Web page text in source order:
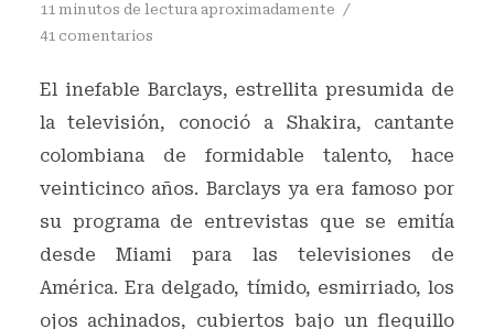
11 minutos de lectura aproximadamente
41 comentarios
El inefable Barclays, estrellita presumida de
la televisión, conoció a Shakira, cantante
colombiana de formidable talento, hace
veinticinco años. Barclays ya era famoso por
su programa de entrevistas que se emitía
desde Miami para las televisiones de
América. Era delgado, tímido, esmirriado, los
ojos achinados, cubiertos bajo un flequillo